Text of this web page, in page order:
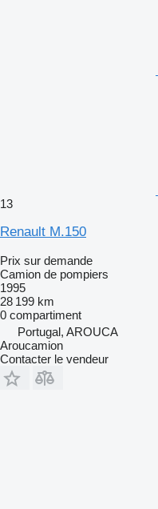
13
Renault M.150
Prix sur demande
Camion de pompiers
1995
28 199 km
0 compartiment
Portugal, AROUCA
Aroucamion
Contacter le vendeur